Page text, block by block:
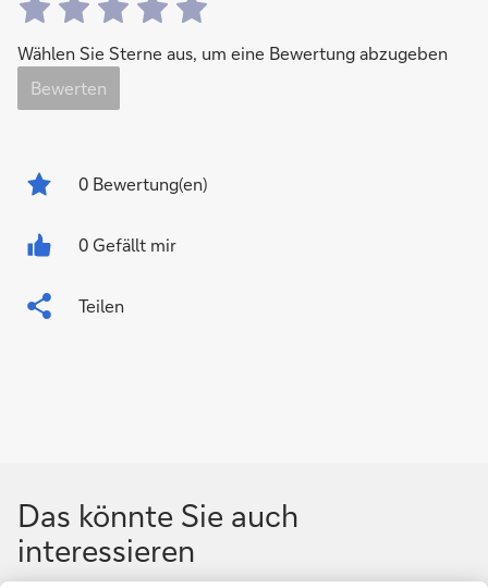
Wählen Sie Sterne aus, um eine Bewertung abzugeben
Bewerten
0 Bewertung(en)
0 Gefällt mir
Teilen
Das könnte Sie auch
interessieren